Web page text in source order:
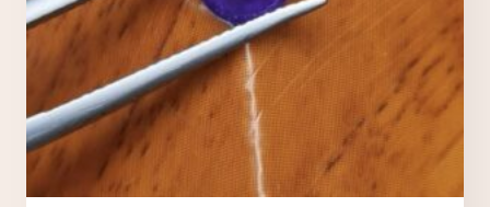
Nécessaires TOUJOURS ACTIFS
Ces cookies sont indispensables au bon fonctionnement
du site et ne peuvent pas être désactivés.